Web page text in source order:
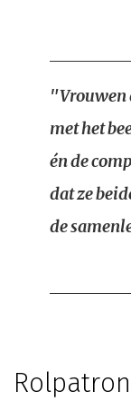
"Vrouwen
met het
én de
dat ze
de